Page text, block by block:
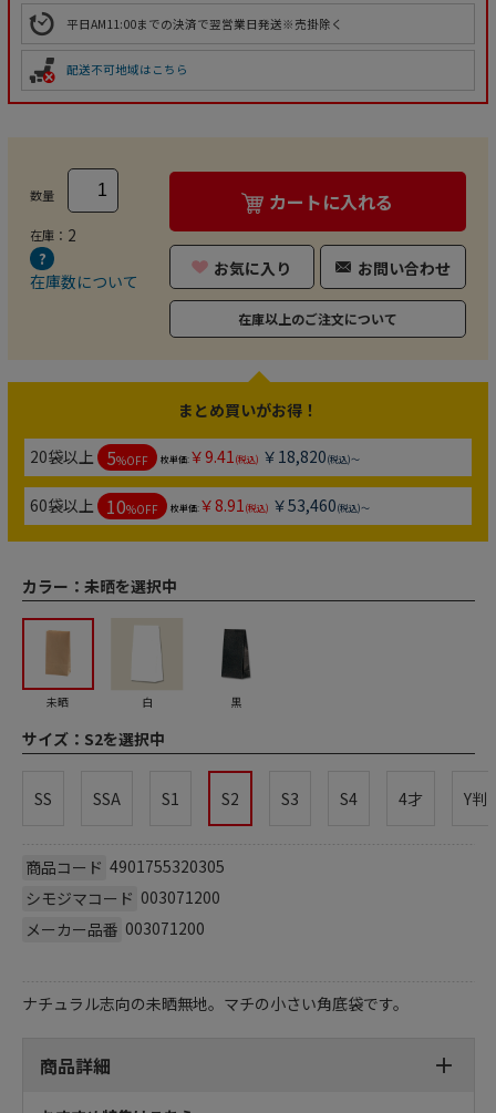
平日AM11:00までの決済で翌営業日発送※売掛除く
配送不可地域はこちら
数量
在庫： 2
在庫数について
カートに入れる
お気に入り お問い合わせ
在庫以上のご注文について
まとめ買いがお得！
20袋以上 5%OFF 枚単価:￥9.41(税込) ￥18,820(税込)～
60袋以上 10%OFF 枚単価:￥8.91(税込) ￥53,460(税込)～
カラー： 未晒を選択中
未晒 白 黒
サイズ： S2を選択中
SS SSA S1 S2 S3 S4 4才 Y判
商品コード 4901755320305
シモジマコード 003071200
メーカー品番 003071200
ナチュラル志向の未晒無地。マチの小さい角底袋です。
商品詳細